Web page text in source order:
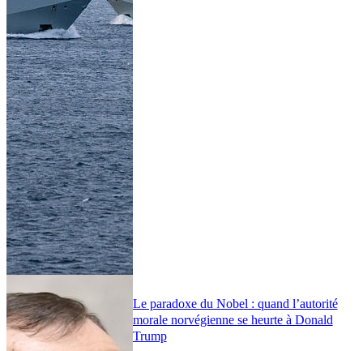
Le paradoxe du Nobel : quand l’autorité
morale norvégienne se heurte à Donald
Trump